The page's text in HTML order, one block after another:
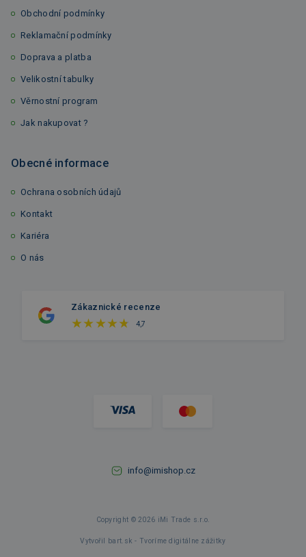
Obchodní podmínky
Reklamační podmínky
Doprava a platba
Velikostní tabulky
Věrnostní program
Jak nakupovat ?
Obecné informace
Ochrana osobních údajů
Kontakt
Kariéra
O nás
Zákaznické recenze
4,7
info@imishop.cz
Copyright © 2026 iMi Trade s.r.o.
Vytvořil bart.sk - Tvoríme digitálne zážitky